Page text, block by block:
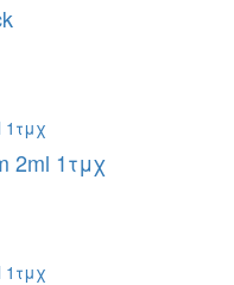
2ml 1τμχ